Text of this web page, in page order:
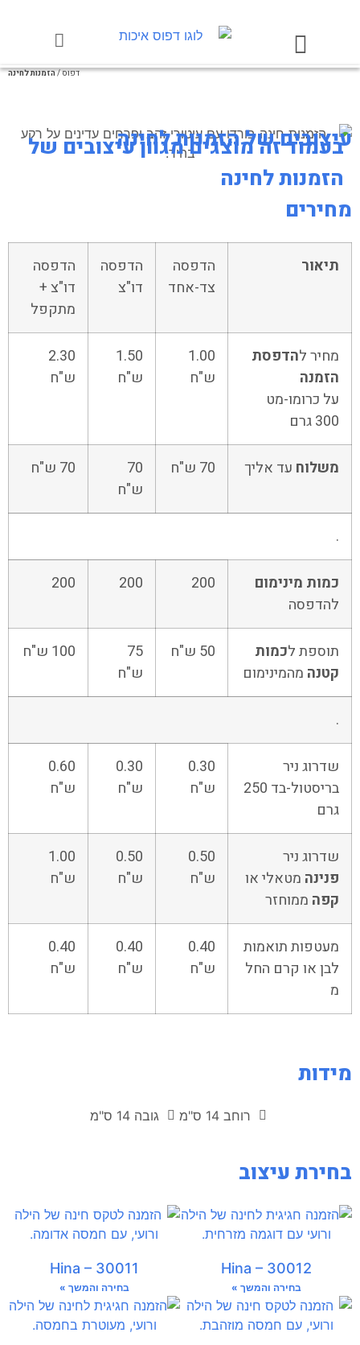
דפוס/הזמנות לחינה
עיצובים של הזמנות לחינה
בעמוד זה מוצגים מגוון עיצובים של
הזמנות לחינה
מחירים
תיאור
הדפסה
צד-אחד
הדפסה
דו"צ
הדפסה
דו"צ +
מתקפל
מחיר להדפסת
הזמנה
על כרומו-מט
300 גרם
1.00
ש"ח
1.50
ש"ח
2.30
ש"ח
משלוחעד אליך 70 ש"ח
70
ש"ח
70 ש"ח
כמות מינימום
להדפסה
200
200
200
תוספת לכמות
קטנהמהמינימום
50 ש"ח
75
ש"ח
100 ש"ח
שדרוג ניר
בריסטול-בד 250
גרם
0.30
ש"ח
0.30
ש"ח
0.60
ש"ח
שדרוג ניר
פנינהמטאלי או
קפהממוחזר
0.50
ש"ח
0.50
ש"ח
1.00
ש"ח
מעטפות תואמות
לבן או קרם החל
0.40
ש"ח
0.40
ש"ח
0.40
ש"ח
מידות
רוחב 14 ס"מ גובה 14 ס"מ
בחירת עיצוב
Hina – 30012
בחירה והמשך »
Hina – 30011
בחירה והמשך »